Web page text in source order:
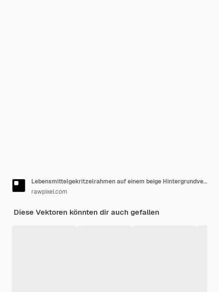
Lebensmittelgekritzelrahmen auf einem beige Hintergrundvektor
rawpixel.com
Diese Vektoren könnten dir auch gefallen